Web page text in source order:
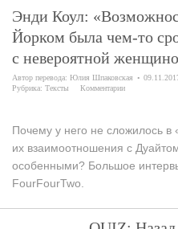
Энди Коул:
Йорком была чем-то
с невероятной
Автор перевода: Юлия Шпаковская
Рубрика: Тексты Комментарии
Почему у него не сложилось в
их взаимоотношения с
особенными? Большое
FourFourTwo.